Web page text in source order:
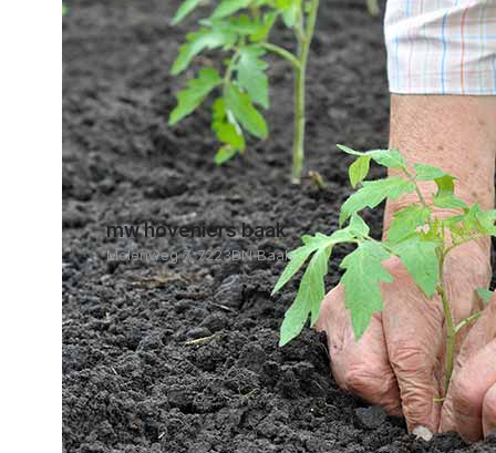
mw hoveniers baak
Molenweg 7, 7223DN Baak